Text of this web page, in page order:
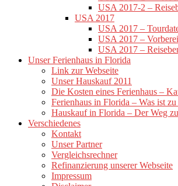
USA 2017-2 –
USA 2017
USA 2017 –
USA 2017 –
USA 2017 –
Unser Ferienhaus in Florida
Link zur Webseite
Unser Hauskauf 2011
Die Kosten eines Ferienhaus –
Ferienhaus in Florida – Was ist zu
Hauskauf in Florida – Der Weg
Verschiedenes
Kontakt
Unser Partner
Vergleichsrechner
Refinanzierung unserer Webseite
Impressum